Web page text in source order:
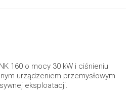
160 o mocy 30 kW i ciśnieniu
urządzeniem przemysłowym
eksploatacji.